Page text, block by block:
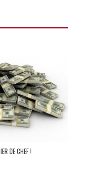
DE CHEF !